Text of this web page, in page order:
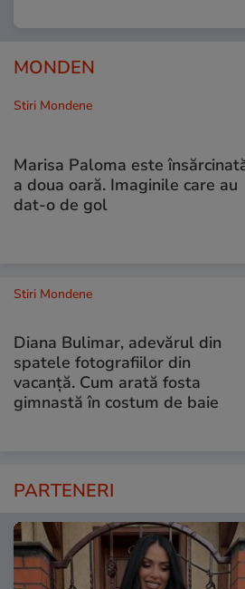
MONDEN
Stiri Mondene
Marisa Paloma este
a doua oară. Imaginile care au
dat-o de gol
Stiri Mondene
Diana Bulimar, adevărul din
spatele fotografiilor din
vacanță. Cum arată fosta
gimnastă în costum de baie
PARTENERI